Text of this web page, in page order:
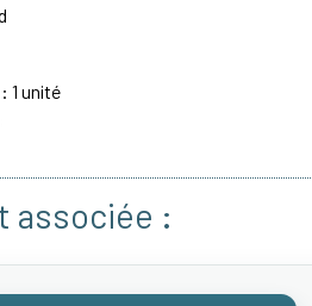
1 unité
associée :